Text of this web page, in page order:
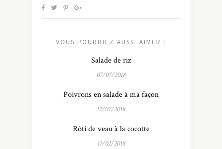
VOUS POURRIEZ AUSSI AIMER :
Salade de riz
07/07/2018
Poivrons en salade à ma façon
17/07/2018
Rôti de veau à la cocotte
11/02/2018